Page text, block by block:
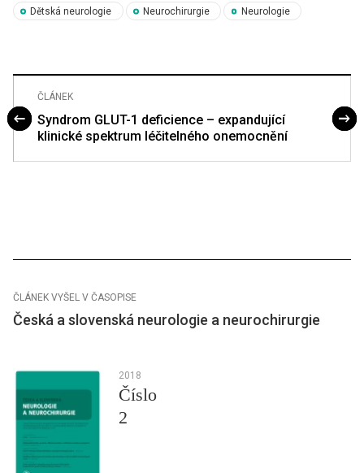
Dětská neurologie Neurochirurgie Neurologie
ČLÁNEK
Syndrom GLUT-1 deficience – expandující
klinické spektrum léčitelného onemocnění
ČLÁNEK VYŠEL V ČASOPISE
Česká a slovenská neurologie a neurochirurgie
2018
Číslo
2